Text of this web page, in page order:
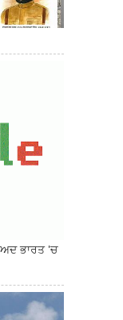
ਭਾਰਤ 'ਚ